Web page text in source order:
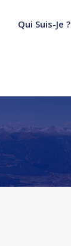
Qui Suis-Je ?